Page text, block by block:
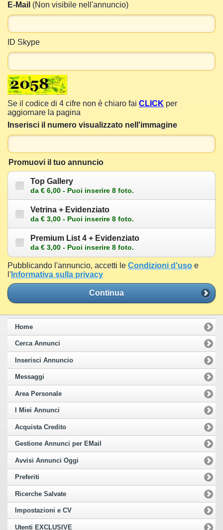
E-Mail (Non visibile nell'annuncio)
ID Skype
Se il codice di 4 cifre non è chiaro fai CLICK per
aggiornare la pagina
Inserisci il numero visualizzato nell'immagine
Promuovi il tuo annuncio
Top Gallery
da € 6,00 - Puoi inserire 8 foto.
Vetrina + Evidenziato
da € 3,00 - Puoi inserire 8 foto.
Premium List 4 + Evidenziato
da € 3,00 - Puoi inserire 8 foto.
Pubblicando l'annuncio, accetti le Condizioni d'uso e
l' Informativa sulla privacy
Continua
Home
Cerca Annunci
Inserisci Annuncio
Messaggi
Area Personale
I Miei Annunci
Acquista Credito
Gestione Annunci per EMail
Avvisi Annunci Oggi
Preferiti
Ricerche Salvate
Impostazioni e CV
Utenti EXCLUSIVE